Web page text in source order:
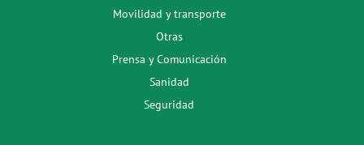
Movilidad y transporte
Otras
Prensa y Comunicación
Sanidad
Seguridad